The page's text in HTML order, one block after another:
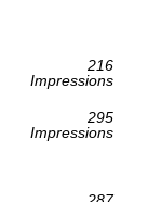
216
Impressions
295
Impressions